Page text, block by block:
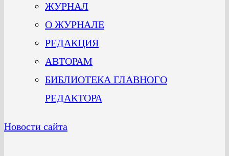
ЖУРНАЛ
О ЖУРНАЛЕ
РЕДАКЦИЯ
АВТОРАМ
БИБЛИОТЕКА ГЛАВНОГО
РЕДАКТОРА
Новости сайта